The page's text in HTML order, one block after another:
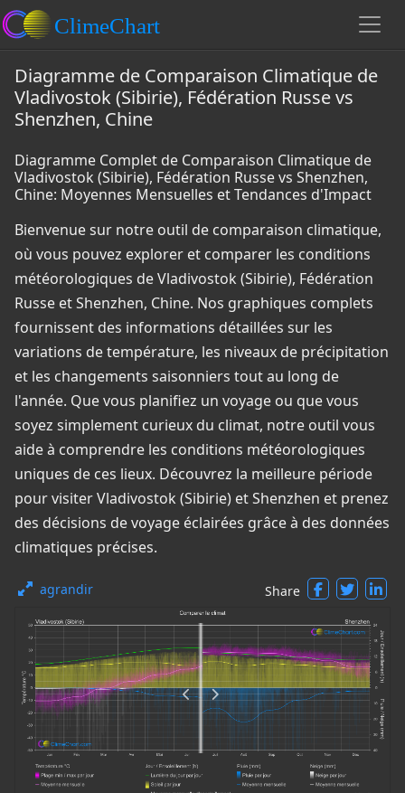
Diagramme de Comparaison Climatique de
Vladivostok (Sibirie), Fédération Russe vs
Shenzhen, Chine
Diagramme Complet de Comparaison Climatique de
Vladivostok (Sibirie), Fédération Russe vs Shenzhen,
Chine: Moyennes Mensuelles et Tendances d'Impact
Bienvenue sur notre outil de comparaison climatique,
où vous pouvez explorer et comparer les conditions
météorologiques de Vladivostok (Sibirie), Fédération
Russe et Shenzhen, Chine. Nos graphiques complets
fournissent des informations détaillées sur les
variations de température, les niveaux de précipitation
et les changements saisonniers tout au long de
l'année. Que vous planifiez un voyage ou que vous
soyez simplement curieux du climat, notre outil vous
aide à comprendre les conditions météorologiques
uniques de ces lieux. Découvrez la meilleure période
pour visiter Vladivostok (Sibirie) et Shenzhen et prenez
des décisions de voyage éclairées grâce à des données
climatiques précises.
agrandir Share